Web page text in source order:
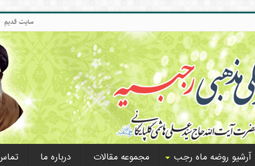
سایت قدیم
آرشیو روضه ماه رجب مجموعه مقالات درباره ما